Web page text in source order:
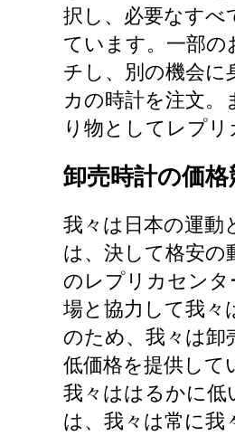
択し、必要なすべ
ています。一部
チし、別の機会
カの時計を注文
り物としてレプ
卸売時計の価
我々は日本の運動
は、決して格安の
のレプリカセン
場と協力して我々
のため、我々は卸
低価格を提供して
我々ははるかに低
は、我々は常に我